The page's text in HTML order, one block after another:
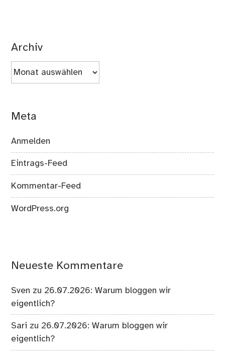
Archiv
Archiv
Meta
Anmelden
Eintrags-Feed
Kommentar-Feed
WordPress.org
Neueste Kommentare
Sven zu 26.07.2026: Warum bloggen wir
eigentlich?
Sari zu 26.07.2026: Warum bloggen wir
eigentlich?